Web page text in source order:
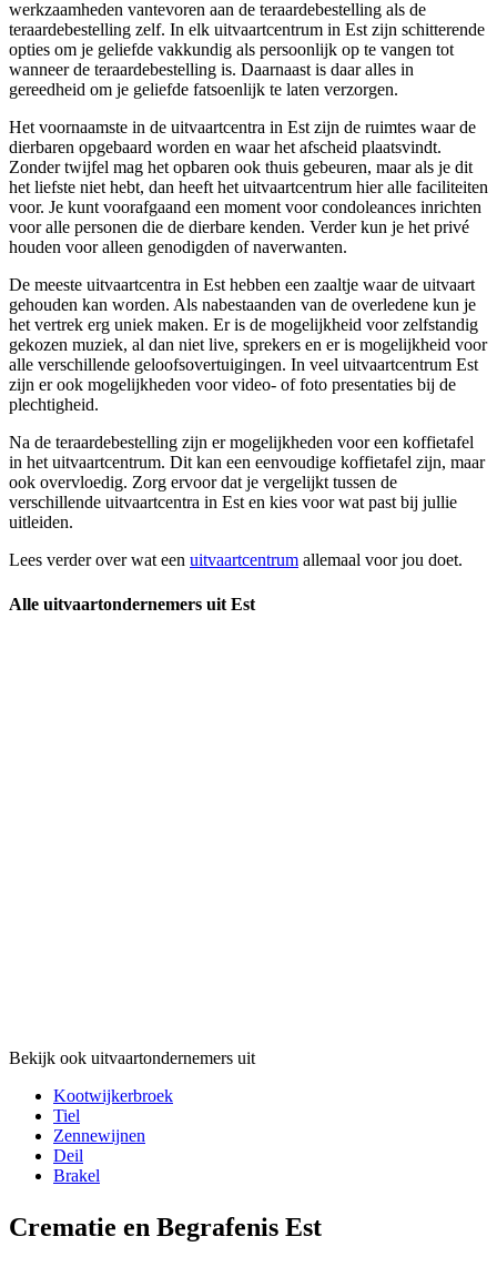
werkzaamheden vantevoren aan de teraardebestelling als de
teraardebestelling zelf. In elk uitvaartcentrum in Est zijn schitterende
opties om je geliefde vakkundig als persoonlijk op te vangen tot
wanneer de teraardebestelling is. Daarnaast is daar alles in
gereedheid om je geliefde fatsoenlijk te laten verzorgen.
Het voornaamste in de uitvaartcentra in Est zijn de ruimtes waar de
dierbaren opgebaard worden en waar het afscheid plaatsvindt.
Zonder twijfel mag het opbaren ook thuis gebeuren, maar als je dit
het liefste niet hebt, dan heeft het uitvaartcentrum hier alle faciliteiten
voor. Je kunt voorafgaand een moment voor condoleances inrichten
voor alle personen die de dierbare kenden. Verder kun je het privé
houden voor alleen genodigden of naverwanten.
De meeste uitvaartcentra in Est hebben een zaaltje waar de uitvaart
gehouden kan worden. Als nabestaanden van de overledene kun je
het vertrek erg uniek maken. Er is de mogelijkheid voor zelfstandig
gekozen muziek, al dan niet live, sprekers en er is mogelijkheid voor
alle verschillende geloofsovertuigingen. In veel uitvaartcentrum Est
zijn er ook mogelijkheden voor video- of foto presentaties bij de
plechtigheid.
Na de teraardebestelling zijn er mogelijkheden voor een koffietafel
in het uitvaartcentrum. Dit kan een eenvoudige koffietafel zijn, maar
ook overvloedig. Zorg ervoor dat je vergelijkt tussen de
verschillende uitvaartcentra in Est en kies voor wat past bij jullie
uitleiden.
Lees verder over wat een uitvaartcentrum allemaal voor jou doet.
Alle uitvaartondernemers uit Est
Bekijk ook uitvaartondernemers uit
Kootwijkerbroek
Tiel
Zennewijnen
Deil
Brakel
Crematie en Begrafenis Est